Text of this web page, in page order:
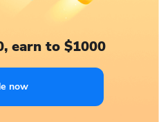
earn to $1000
now